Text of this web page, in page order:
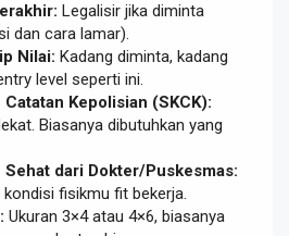
Legalisir jika diminta
dan cara lamar).
Nilai: Kadang diminta, kadang
level seperti ini.
Kepolisian (SKCK):
Biasanya dibutuhkan yang
dari Dokter/Puskesmas:
fisikmu fit bekerja.
Ukuran 3×4 atau 4×6, biasanya